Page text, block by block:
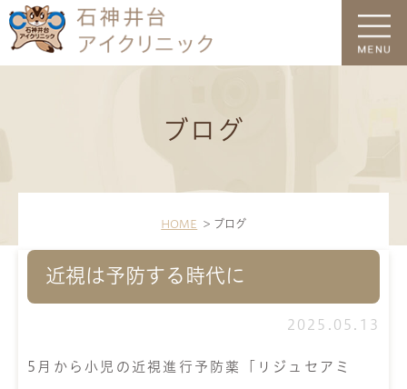
ブログ
HOME ブログ
近視は予防する時代に
2025.05.13
5月から小児の近視進行予防薬「リジュセアミ